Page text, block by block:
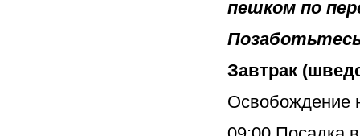
пешком по
Завтрак
Освобождение